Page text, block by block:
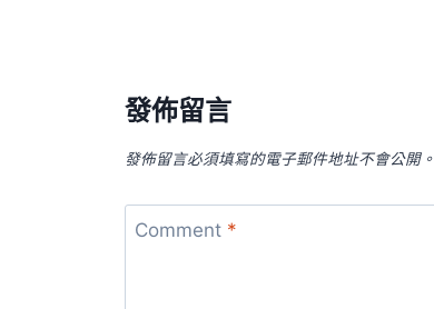
發佈留言
發佈留言必須填寫的電子郵件地址不會公開。
Comment *